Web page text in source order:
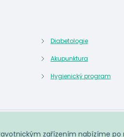
zařízením nabízíme
Diabetologie
Akupunktura
Hygienický program